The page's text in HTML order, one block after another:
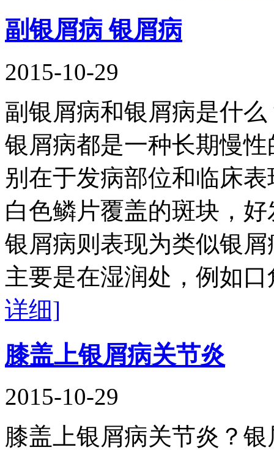
副银屑病 银屑病
2015-10-29
副银屑病和银屑病是什
银屑病都是一种长期慢
别在于发病部位和临床
白色鳞片覆盖的斑块，
银屑病则表现为类似银
主要是在湿润处，例如
详细]
膝盖上银屑病关节炎
2015-10-29
膝盖上银屑病关节炎？